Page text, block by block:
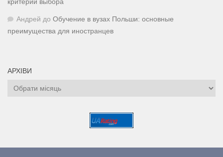
критерии выбора
Андрей до Обучение в вузах Польши: основные
преимущества для иностранцев
АРХІВИ
Архіви